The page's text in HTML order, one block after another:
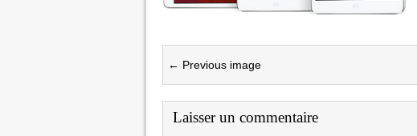
← Previous image
Laisser un commentaire